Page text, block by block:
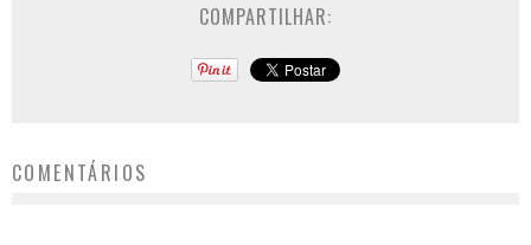
COMPARTILHAR:
COMENTÁRIOS